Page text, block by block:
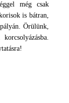
még csak
is bátran,
Örülünk,